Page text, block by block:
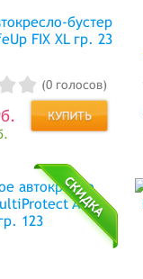
бустер
FIX XL гр. 23
(0 голосов)